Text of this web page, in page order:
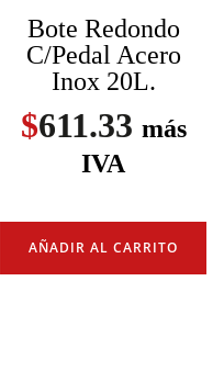
Bote Redondo
C/Pedal Acero
Inox 20L.
$611.33 más
IVA
AÑADIR AL CARRITO